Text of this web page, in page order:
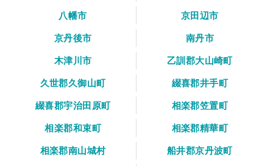
八幡市
京田辺市
京丹後市
南丹市
木津川市
乙訓郡大山崎町
久世郡久御山町
綴喜郡井手町
綴喜郡宇治田原町
相楽郡笠置町
相楽郡和束町
相楽郡精華町
相楽郡南山城村
船井郡京丹波町